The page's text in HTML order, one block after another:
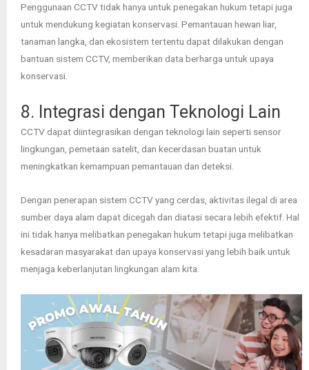
Penggunaan CCTV tidak hanya untuk penegakan hukum tetapi juga
untuk mendukung kegiatan konservasi. Pemantauan hewan liar,
tanaman langka, dan ekosistem tertentu dapat dilakukan dengan
bantuan sistem CCTV, memberikan data berharga untuk upaya
konservasi.
8. Integrasi dengan Teknologi Lain
CCTV dapat diintegrasikan dengan teknologi lain seperti sensor
lingkungan, pemetaan satelit, dan kecerdasan buatan untuk
meningkatkan kemampuan pemantauan dan deteksi.
Dengan penerapan sistem CCTV yang cerdas, aktivitas ilegal di area
sumber daya alam dapat dicegah dan diatasi secara lebih efektif. Hal
ini tidak hanya melibatkan penegakan hukum tetapi juga melibatkan
kesadaran masyarakat dan upaya konservasi yang lebih baik untuk
menjaga keberlanjutan lingkungan alam kita.